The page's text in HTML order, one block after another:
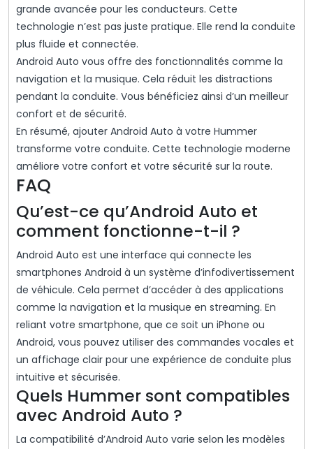
grande avancée pour les conducteurs. Cette
technologie n’est pas juste pratique. Elle rend la conduite
plus fluide et connectée.
Android Auto vous offre des fonctionnalités comme la
navigation et la musique. Cela réduit les distractions
pendant la conduite. Vous bénéficiez ainsi d’un meilleur
confort et de sécurité.
En résumé, ajouter Android Auto à votre Hummer
transforme votre conduite. Cette technologie moderne
améliore votre confort et votre sécurité sur la route.
FAQ
Qu’est-ce qu’Android Auto et
comment fonctionne-t-il ?
Android Auto est une interface qui connecte les
smartphones Android à un système d’infodivertissement
de véhicule. Cela permet d’accéder à des applications
comme la navigation et la musique en streaming. En
reliant votre smartphone, que ce soit un iPhone ou
Android, vous pouvez utiliser des commandes vocales et
un affichage clair pour une expérience de conduite plus
intuitive et sécurisée.
Quels Hummer sont compatibles
avec Android Auto ?
La compatibilité d’Android Auto varie selon les modèles